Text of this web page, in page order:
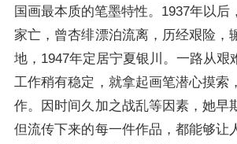
国画最本质的笔墨特性。1937年以后
家亡，曾杏绯漂泊流离，历经艰险，
地，1947年定居宁夏银川。一路从艰
工作稍有稳定，就拿起画笔潜心摸索
作。因时间久加之战乱等因素，她早
但流传下来的每一件作品，都能够让